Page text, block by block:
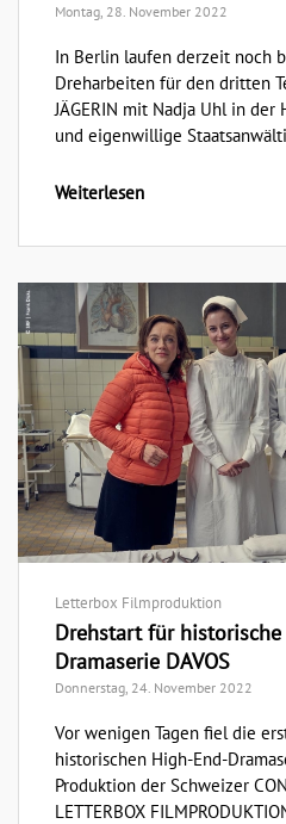
Montag, 28. November 2022
In Berlin laufen derzeit noch
Dreharbeiten für den dritten
JÄGERIN mit Nadja Uhl in
und eigenwillige
Weiterlesen
Letterbox Filmproduktion
Drehstart für
Dramaserie DAVOS
Donnerstag, 24. November 2022
Vor wenigen Tagen fiel die
historischen High-End-
Produktion der Schweizer
LETTERBOX